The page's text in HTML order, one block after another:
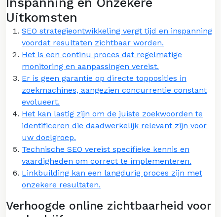
Uitkomsten
SEO strategieontwikkeling vergt tijd en inspanning
voordat resultaten zichtbaar worden.
Het is een continu proces dat regelmatige
monitoring en aanpassingen vereist.
Er is geen garantie op directe topposities in
zoekmachines, aangezien concurrentie constant
evolueert.
Het kan lastig zijn om de juiste zoekwoorden te
identificeren die daadwerkelijk relevant zijn voor
uw doelgroep.
Technische SEO vereist specifieke kennis en
vaardigheden om correct te implementeren.
Linkbuilding kan een langdurig proces zijn met
onzekere resultaten.
Verhoogde online zichtbaarheid voor